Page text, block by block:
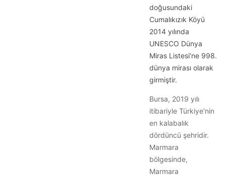
doğusundaki
Cumalıkızık Köyü
2014 yılında
UNESCO Dünya
Miras Listesi’ne 998.
dünya mirası olarak
girmiştir.
Bursa, 2019 yılı
itibariyle Türkiye'nin
en kalabalık
dördüncü şehridir.
Marmara
bölgesinde,
Marmara